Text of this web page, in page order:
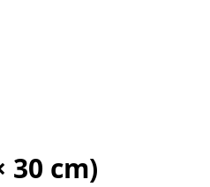
30 cm)